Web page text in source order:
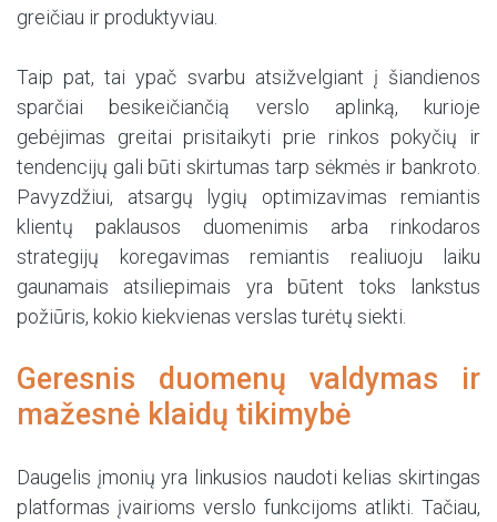
greičiau ir produktyviau.
Taip pat, tai ypač svarbu atsižvelgiant į šiandienos
sparčiai besikeičiančią verslo aplinką, kurioje
gebėjimas greitai prisitaikyti prie rinkos pokyčių ir
tendencijų gali būti skirtumas tarp sėkmės ir bankroto.
Pavyzdžiui, atsargų lygių optimizavimas remiantis
klientų paklausos duomenimis arba rinkodaros
strategijų koregavimas remiantis realiuoju laiku
gaunamais atsiliepimais yra būtent toks lankstus
požiūris, kokio kiekvienas verslas turėtų siekti.
Geresnis duomenų valdymas ir
mažesnė klaidų tikimybė
Daugelis įmonių yra linkusios naudoti kelias skirtingas
platformas įvairioms verslo funkcijoms atlikti. Tačiau,